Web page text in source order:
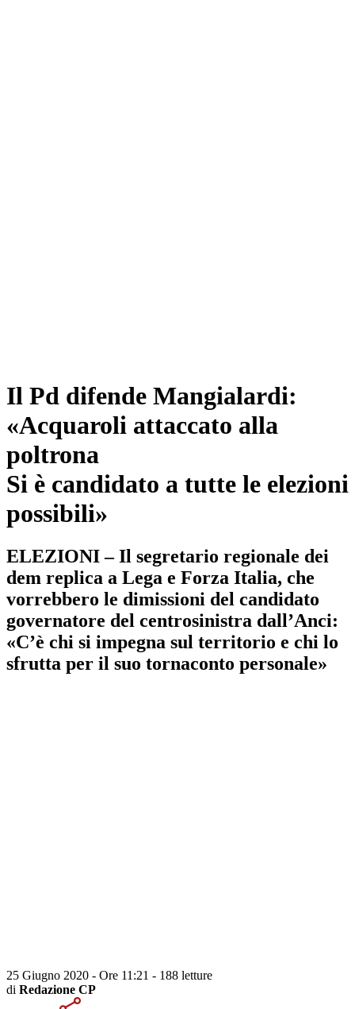
Il Pd difende Mangialardi:
«Acquaroli attaccato alla
poltrona
Si è candidato a tutte le elezioni
possibili»
ELEZIONI – Il segretario regionale dei
dem replica a Lega e Forza Italia, che
vorrebbero le dimissioni del candidato
governatore del centrosinistra dall’Anci:
«C’è chi si impegna sul territorio e chi lo
sfrutta per il suo tornaconto personale»
25 Giugno 2020 - Ore 11:21 - 188 letture
di Redazione CP